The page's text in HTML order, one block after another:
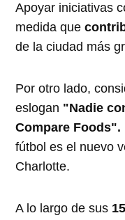
Apoyar iniciativas
medida que
de la ciudad más
Por otro lado,
eslogan "Nadie
Compare Foods".
fútbol es el nuevo
Charlotte.
A lo largo de sus